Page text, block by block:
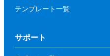
テンプレート一覧
サポート